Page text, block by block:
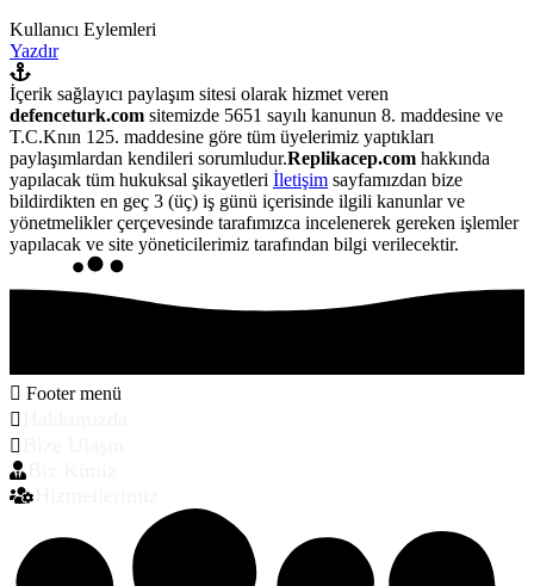
Kullanıcı Eylemleri
Yazdır
İçerik sağlayıcı paylaşım sitesi olarak hizmet veren
defenceturk.com sitemizde 5651 sayılı kanunun 8. maddesine ve
T.C.Knın 125. maddesine göre tüm üyelerimiz yaptıkları
paylaşımlardan kendileri sorumludur.Replikacep.com hakkında
yapılacak tüm hukuksal şikayetleri İletişim sayfamızdan bize
bildirdikten en geç 3 (üç) iş günü içerisinde ilgili kanunlar ve
yönetmelikler çerçevesinde tarafımızca incelenerek gereken işlemler
yapılacak ve site yöneticilerimiz tarafından bilgi verilecektir.
Footer menü